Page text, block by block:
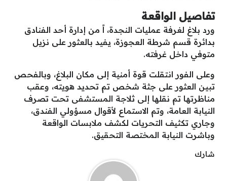
تفاصيل الواقعة
ورد بلاغ لغرفة عمليات النجدة، اً من إدارة أحد الفنادق
بدائرة قسم شرطة العجوزة، يفيد بالعثور على نزيل
متوفي داخل غرفته.
وعلى الفور انتقلت قوة أمنية إلى مكان البلاغ، وبالفحص
تبين العثور على جثة شخص تم تحديد هويته، وعقب
مناظرتها تم نقلها إلى ثلاجة المستشفى تحت تصرف
النيابة العامة، وتم الاستماع لأقوال مسؤولي الفندق،
وجاري تكثيف التحريات لكشف ملابسات الواقعة
وباشرت النيابة المختصة التحقيق.
شارك